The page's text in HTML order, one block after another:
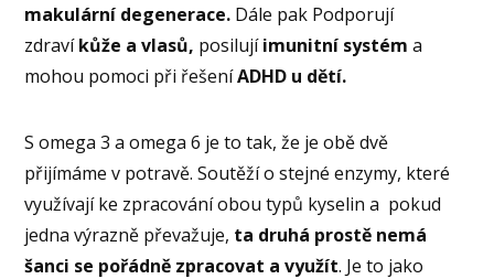
makulární degenerace. Dále pak Podporují
zdravíkůže a vlasů, posilujíimunitní systéma
mohou pomoci při řešeníADHD u dětí.
S omega 3 a omega 6 je to tak, že je obě dvě
přijímáme v potravě. Soutěží o stejné enzymy, které
využívají ke zpracování obou typů kyselin a pokud
jedna výrazně převažuje, ta druhá prostě nemá
šanci se pořádně zpracovat a využít. Je to jako